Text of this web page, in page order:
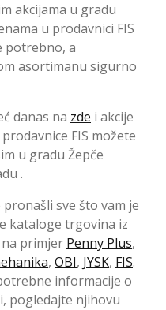
akcijama u gradu
u prodavnici FIS
potrebno, a
asortimanu sigurno
danas na zde i akcije
FIS možete
u gradu Žepče
.
sve što vam je
kataloge trgovina iz
na primjer Penny Plus,
, OBI, JYSK, FIS.
informacije o
pogledajte njihovu